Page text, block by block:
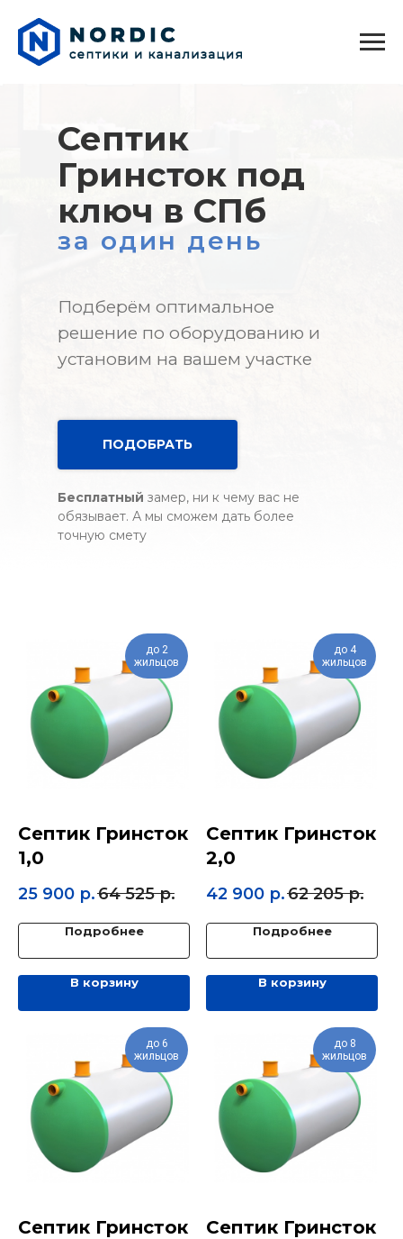
Септик
Гринсток под
ключ в СПб
Подберём оптимальное
решение по оборудованию и
установим на вашем участке
за один день
ПОДОБРАТЬ
Бесплатный замер, ни к чему вас не
обязывает. А мы сможем дать более
точную смету
до 2
жильцов
Септик Гринсток
1,0
25 900 р.64 525 р.
Подробнее
В корзину
до 4
жильцов
Септик Гринсток
2,0
42 900 р.62 205 р.
Подробнее
В корзину
до 6
жильцов
Септик Гринсток
до 8
жильцов
Септик Гринсток